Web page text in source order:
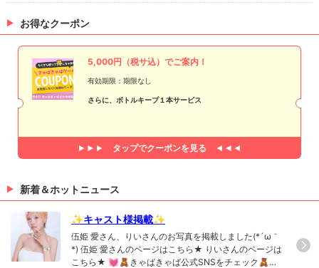
おっさん
Q. 自分を動物に例えると？
Q. 明日地球が最後です。何をしますか？
Q. 無人島に一つ持って行くとしたら？
お得なクーポン
5,000円（税サ込）でご案内！
有効期限：期限なし
さらに、ボトルキープ１本サービス
タップでクーポンを見る
新着＆ホットニュース
✨キャスト様掲載✨
伍姫 愛さん、りいさんのお写真を掲載しました(*´ω｀
*) 伍姫 愛さんのページはこちら★ りいさんのページは
こちら★ 💓🧸きゃばきゃば公式SNSをチェック🧸💓